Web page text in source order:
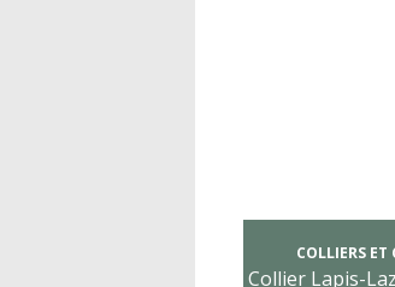
COLLIERS ET
Collier Lapis-